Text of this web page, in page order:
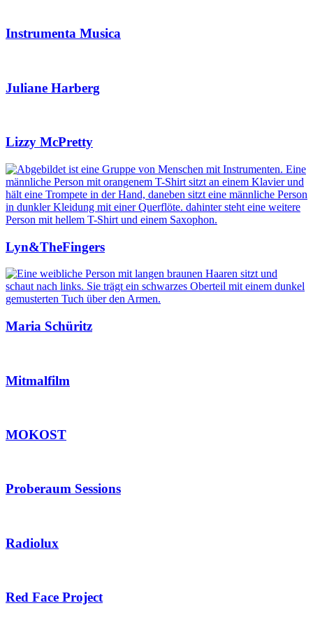
Instrumenta Musica
Juliane Harberg
Lizzy McPretty
Lyn&TheFingers
Maria Schüritz
Mitmalfilm
MOKOST
Proberaum Sessions
Radiolux
Red Face Project